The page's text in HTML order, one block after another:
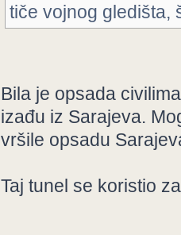
tiče vojnog gledišta,
Bila je opsada
izađu iz Sarajeva.
vršile opsadu
Taj tunel se koristio